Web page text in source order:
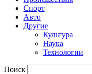
Спорт
Авто
Другие
Культура
Наука
Технологии
Поиск